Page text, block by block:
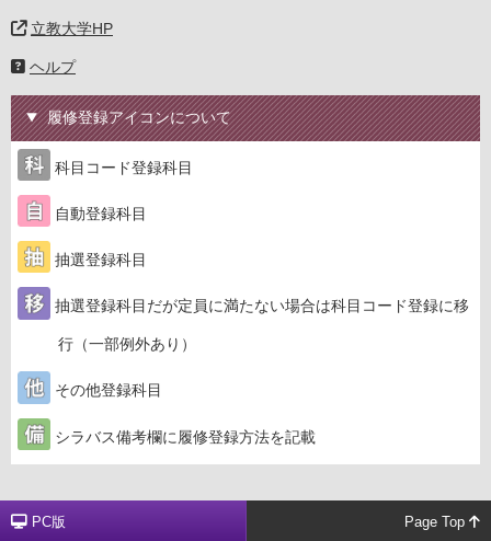
立教大学HP
ヘルプ
履修登録アイコンについて
科目コード登録科目
自動登録科目
抽選登録科目
抽選登録科目だが定員に満たない場合は科目コード登録に移
行（一部例外あり）
その他登録科目
シラバス備考欄に履修登録方法を記載
PC版 Page Top